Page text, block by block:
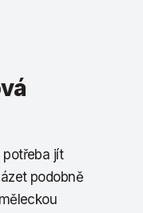
potřeba jít
podobně